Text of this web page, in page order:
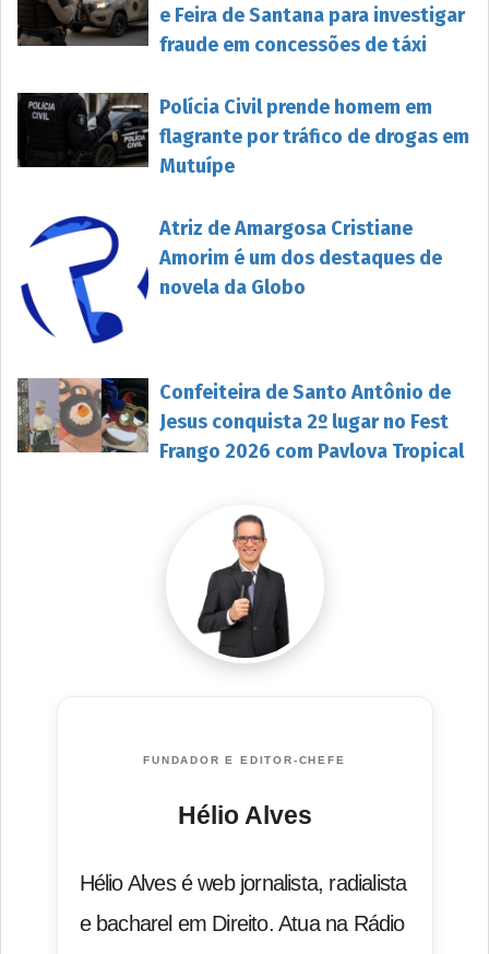
e Feira de Santana para investigar
fraude em concessões de táxi
Polícia Civil prende homem em
flagrante por tráfico de drogas em
Mutuípe
Atriz de Amargosa Cristiane
Amorim é um dos destaques de
novela da Globo
Confeiteira de Santo Antônio de
Jesus conquista 2º lugar no Fest
Frango 2026 com Pavlova Tropical
FUNDADOR E EDITOR-CHEFE
Hélio Alves
Hélio Alves é web jornalista, radialista
e bacharel em Direito. Atua na Rádio